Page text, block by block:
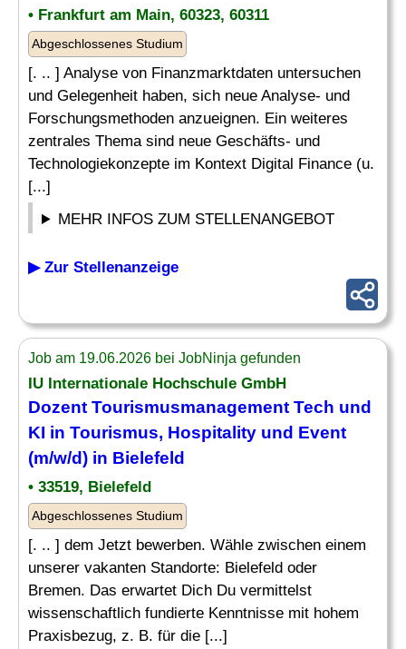
• Frankfurt am Main, 60323, 60311
Abgeschlossenes Studium
[. .. ] Analyse von Finanzmarktdaten untersuchen
und Gelegenheit haben, sich neue Analyse- und
Forschungsmethoden anzueignen. Ein weiteres
zentrales Thema sind neue Geschäfts- und
Technologiekonzepte im Kontext Digital Finance (u.
[...]
MEHR INFOS ZUM STELLENANGEBOT
▶ Zur Stellenanzeige
Job am 19.06.2026 bei JobNinja gefunden
IU Internationale Hochschule GmbH
Dozent Tourismusmanagement Tech und
KI in Tourismus, Hospitality und Event
(m/w/d) in Bielefeld
• 33519, Bielefeld
Abgeschlossenes Studium
[. .. ] dem Jetzt bewerben. Wähle zwischen einem
unserer vakanten Standorte: Bielefeld oder
Bremen. Das erwartet Dich Du vermittelst
wissenschaftlich fundierte Kenntnisse mit hohem
Praxisbezug, z. B. für die [...]